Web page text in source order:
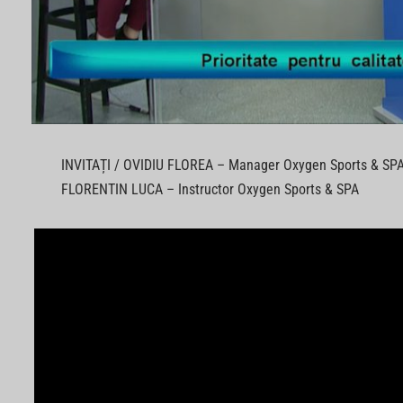
INVITAȚI / OVIDIU FLOREA – Manager Oxygen Sports &
FLORENTIN LUCA – Instructor Oxygen Sports & SPA